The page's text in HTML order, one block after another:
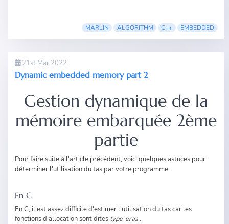
MARLIN ALGORITHM C++ EMBEDDED
21st Mar 2022
Dynamic embedded memory part 2
Gestion dynamique de la
mémoire embarquée 2ème
partie
Pour faire suite à l'article précédent, voici quelques astuces pour
déterminer l'utilisation du tas par votre programme.
En C
En C, il est assez difficile d'estimer l'utilisation du tas car les
fonctions d'allocation sont dites type-eras...